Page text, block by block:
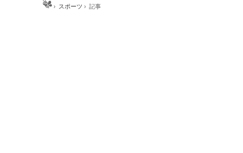
ホーム › スポーツ ›記事